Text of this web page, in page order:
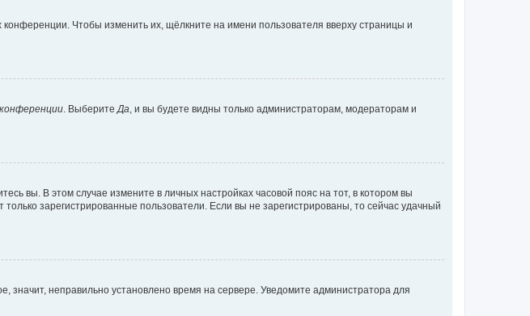
Чтобы изменить их, щёлкните на имени пользователя вверху страницы и
. ВыберитеДа, и вы будете видны только администраторам, модераторам и
вы. В этом случае измените в личных настройках часовой пояс на тот, в котором вы
зарегистрированные пользователи. Если вы не зарегистрированы, то сейчас удачный
значит, неправильно установлено время на сервере. Уведомите администратора для